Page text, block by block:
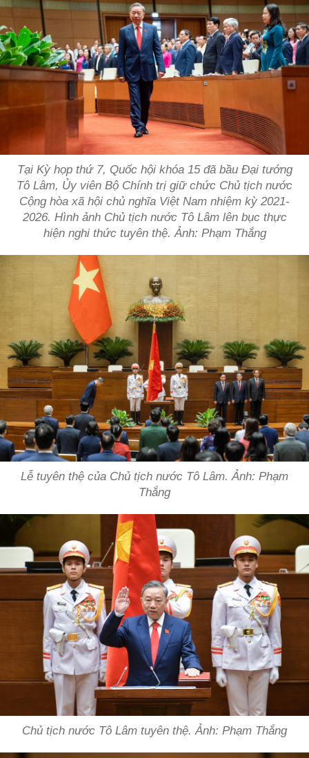
Tại Kỳ họp thứ 7, Quốc hội khóa 15 đã bầu Đại tướng
Tô Lâm, Ủy viên Bộ Chính trị giữ chức Chủ tịch nước
Cộng hòa xã hội chủ nghĩa Việt Nam nhiệm kỳ 2021-
2026. Hình ảnh Chủ tịch nước Tô Lâm lên bục thực
hiện nghi thức tuyên thệ. Ảnh: Phạm Thắng
Lễ tuyên thệ của Chủ tịch nước Tô Lâm. Ảnh: Phạm
Thắng
Chủ tịch nước Tô Lâm tuyên thệ. Ảnh: Phạm Thắng